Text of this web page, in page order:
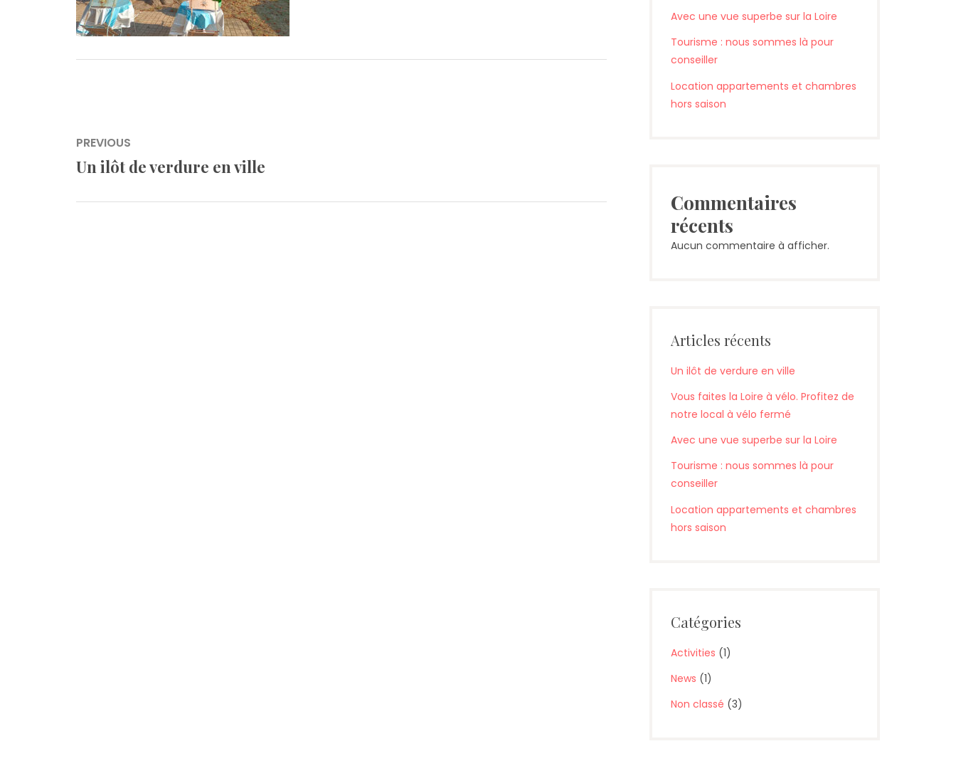
Navigation
de
PREVIOUS
Previous
Un ilôt de verdure en ville
Avec une vue superbe sur la Loire
Tourisme : nous sommes là pour
conseiller
Location appartements et chambres
hors saison
Commentaires
récents
Aucun commentaire à afficher.
Articles récents
Un ilôt de verdure en ville
Vous faites la Loire à vélo. Profitez de
notre local à vélo fermé
Avec une vue superbe sur la Loire
Tourisme : nous sommes là pour
conseiller
Location appartements et chambres
hors saison
Catégories
Activities (1)
News (1)
Non classé (3)